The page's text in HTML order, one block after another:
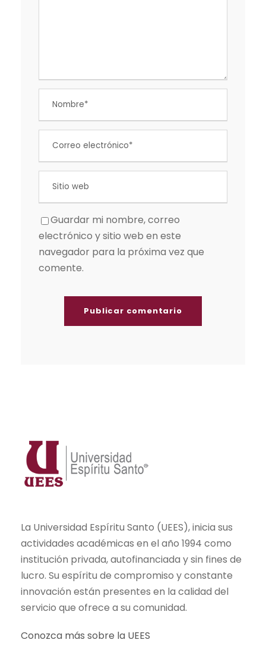
Guardar mi nombre, correo
electrónico y sitio web en este
navegador para la próxima vez que
comente.
La Universidad Espíritu Santo (UEES), inicia sus
actividades académicas en el año 1994 como
institución privada, autofinanciada y sin fines de
lucro. Su espíritu de compromiso y constante
innovación están presentes en la calidad del
servicio que ofrece a su comunidad.
Conozca más sobre la UEES